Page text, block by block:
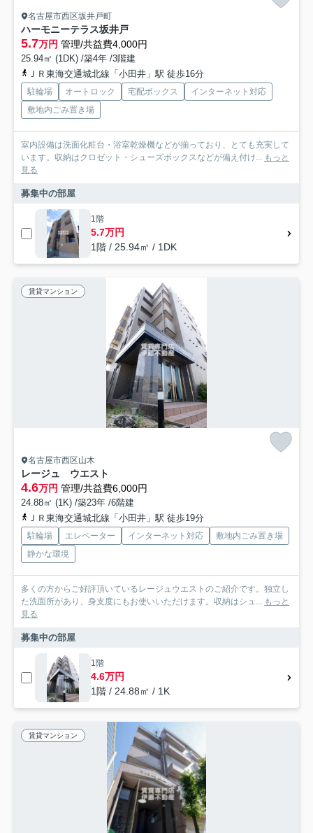
名古屋市西区坂井戸町
ハーモニーテラス坂井戸
5.7万円 管理/共益費4,000円
25.94㎡ (1DK) /築4年 /3階建
ＪＲ東海交通城北線「小田井」駅 徒歩16分
駐輪場 オートロック 宅配ボックス
インターネット対応
敷地内ごみ置き場
室内設備は洗面化粧台・浴室乾燥機などが揃っており、とても充実して
います。収納はクロゼット・シューズボックスなどが備え付け... もっと
見る
募集中の部屋
1階
5.7万円
1階 / 25.94㎡ / 1DK
賃貸マンション
名古屋市西区山木
レージュ ウエスト
4.6万円 管理/共益費6,000円
24.88㎡ (1K) /築23年 /6階建
ＪＲ東海交通城北線「小田井」駅 徒歩19分
駐輪場 エレベーター インターネット対応
敷地内ごみ置き場
静かな環境
多くの方からご好評頂いているレージュウエストのご紹介です。独立し
た洗面所があり、身支度にもお使いいただけます。収納はシュ... もっと
見る
募集中の部屋
1階
4.6万円
1階 / 24.88㎡ / 1K
賃貸マンション